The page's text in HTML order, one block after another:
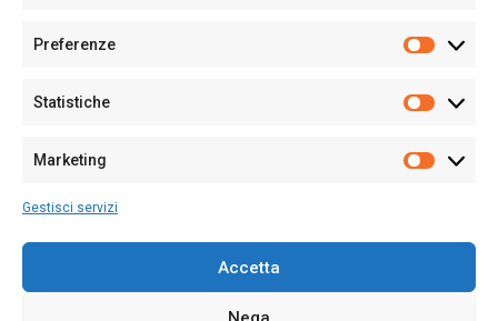
Preferenze
Statistiche
Marketing
Gestisci servizi
Accetta
Sede:Via Cristoforo Colombo 09013 Carbonia
Partita IVA02270380922
128/2020 del 10/02/2020
Per la Pubblicità: